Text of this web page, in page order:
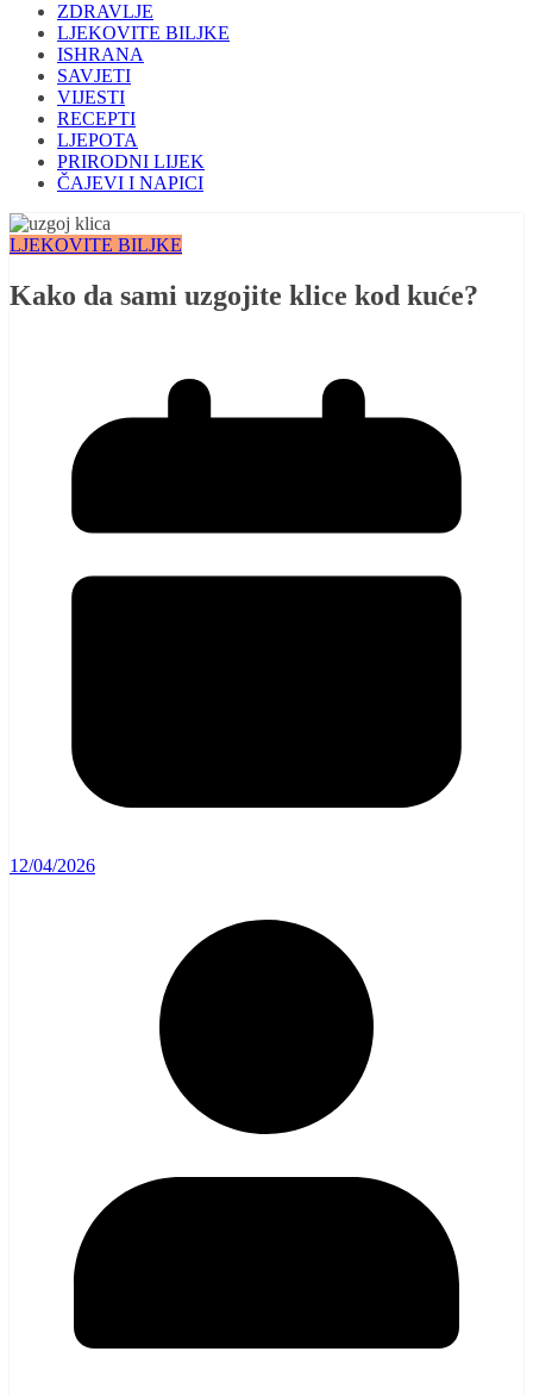
ZDRAVLJE
LJEKOVITE BILJKE
ISHRANA
SAVJETI
VIJESTI
RECEPTI
LJEPOTA
PRIRODNI LIJEK
ČAJEVI I NAPICI
LJEKOVITE BILJKE
Kako da sami uzgojite klice kod kuće?
12/04/2026